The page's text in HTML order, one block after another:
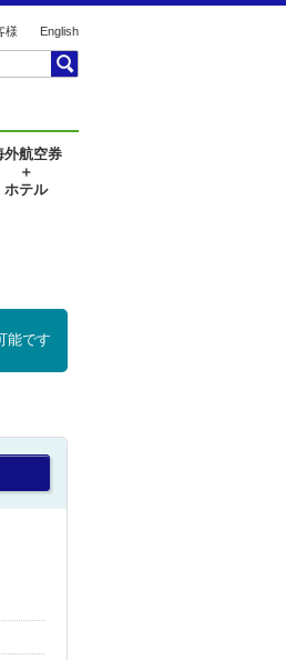
様 English
外航空券
＋
ホテル
能です